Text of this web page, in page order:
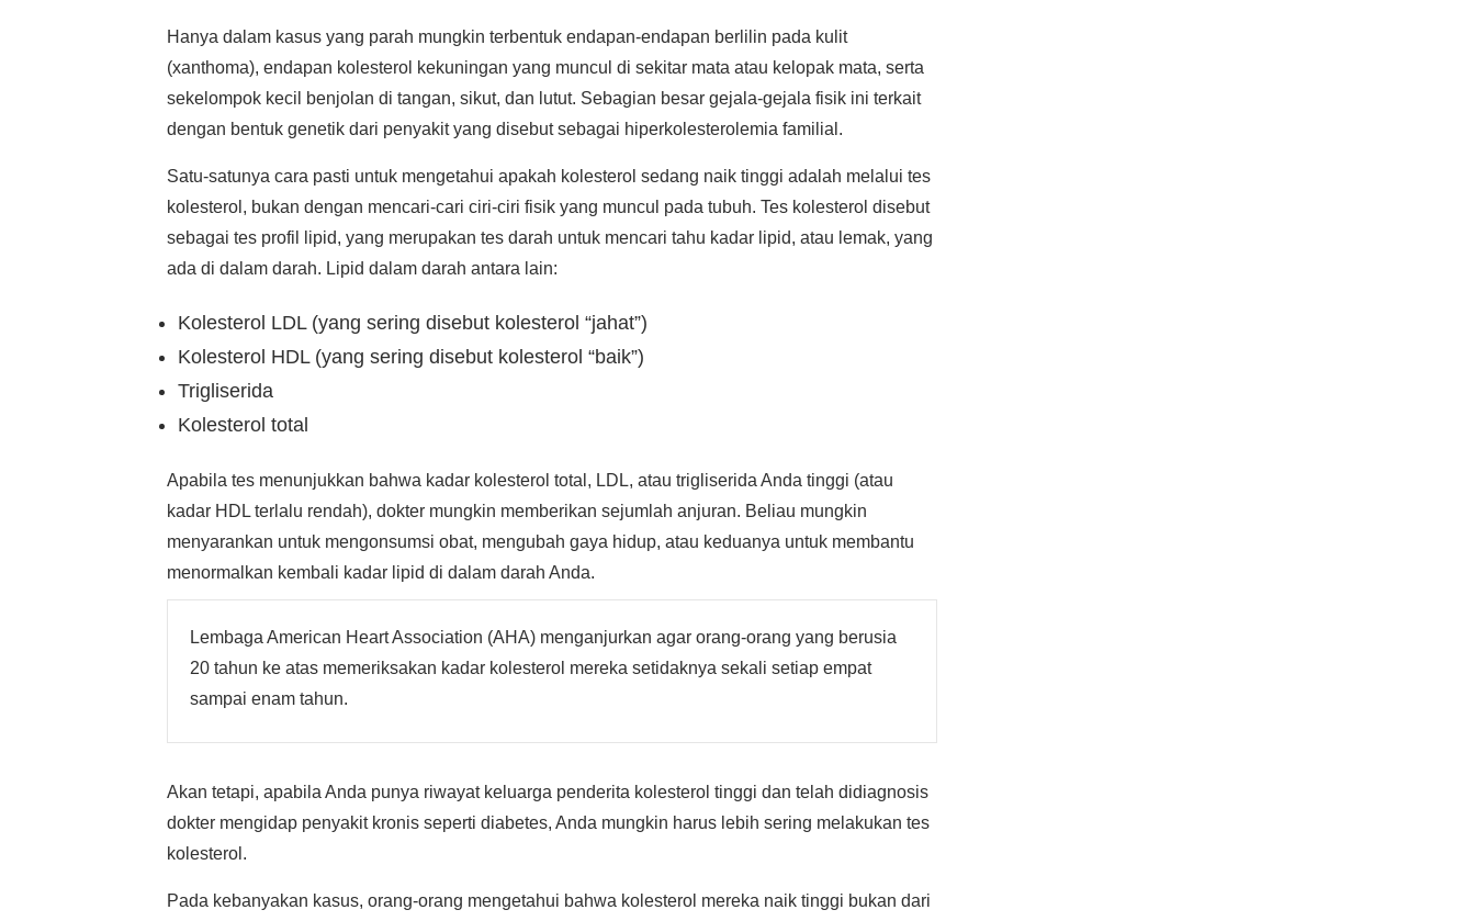
Hanya dalam kasus yang parah mungkin terbentuk endapan-endapan berlilin pada kulit
(xanthoma), endapan kolesterol kekuningan yang muncul di sekitar mata atau kelopak mata, serta
sekelompok kecil benjolan di tangan, sikut, dan lutut. Sebagian besar gejala-gejala fisik ini terkait
dengan bentuk genetik dari penyakit yang disebut sebagai hiperkolesterolemia familial.
Satu-satunya cara pasti untuk mengetahui apakah kolesterol sedang naik tinggi adalah melalui tes
kolesterol, bukan dengan mencari-cari ciri-ciri fisik yang muncul pada tubuh. Tes kolesterol disebut
sebagai tes profil lipid, yang merupakan tes darah untuk mencari tahu kadar lipid, atau lemak, yang
ada di dalam darah. Lipid dalam darah antara lain:
Kolesterol LDL (yang sering disebut kolesterol “jahat”)
Kolesterol HDL (yang sering disebut kolesterol “baik”)
Trigliserida
Kolesterol total
Apabila tes menunjukkan bahwa kadar kolesterol total, LDL, atau trigliserida Anda tinggi (atau
kadar HDL terlalu rendah), dokter mungkin memberikan sejumlah anjuran. Beliau mungkin
menyarankan untuk mengonsumsi obat, mengubah gaya hidup, atau keduanya untuk membantu
menormalkan kembali kadar lipid di dalam darah Anda.
Lembaga American Heart Association (AHA) menganjurkan agar orang-orang yang berusia
20 tahun ke atas memeriksakan kadar kolesterol mereka setidaknya sekali setiap empat
sampai enam tahun.
Akan tetapi, apabila Anda punya riwayat keluarga penderita kolesterol tinggi dan telah didiagnosis
dokter mengidap penyakit kronis seperti diabetes, Anda mungkin harus lebih sering melakukan tes
kolesterol.
Pada kebanyakan kasus, orang-orang mengetahui bahwa kolesterol mereka naik tinggi bukan dari